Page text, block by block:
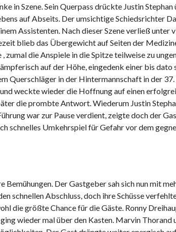
in Szene. Sein Querpass drückte Justin Stephan
auf Abseits. Der umsichtige Schiedsrichter
Assistenten. Nach dieser Szene verließ unter
blieb das Übergewicht auf Seiten der
die Anspiele in die Spitze teilweise zu
auf der Höhe, eingedenk einer bis dato
Querschläger in der Hintermannschaft in der
weckte wieder die Hoffnung auf einen
die prombte Antwort. Wiederum Justin
war zur Pause verdient, zeigte doch der
schnelles Umkehrspiel für Gefahr vor dem
Der Gastgeber sah sich nun mit
schnellen Abschluss, doch ihre Schüsse
die größte Chance für die Gäste. Ronny
wieder mal über den Kasten. Marvin Thorand